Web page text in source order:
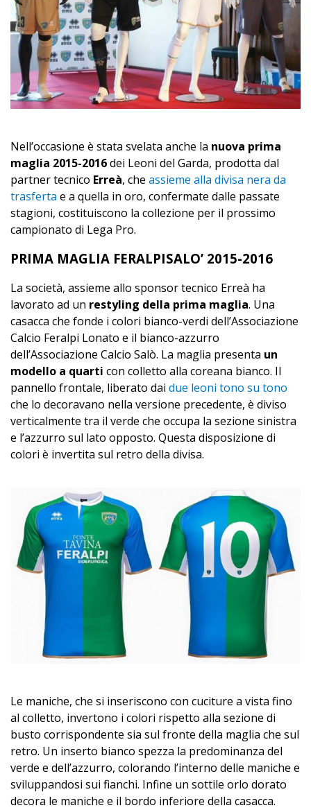
Nell’occasione è stata svelata anche la nuova prima
maglia 2015-2016dei Leoni del Garda, prodotta dal
partner tecnico Erreà, che assieme alla divisa nera da
trasferta e a quella in oro, confermate dalle passate
stagioni, costituiscono la collezione per il prossimo
campionato di Lega Pro.
PRIMA MAGLIA FERALPISALO’ 2015-2016
La società, assieme allo sponsor tecnico Erreà ha
lavorato ad un restyling della prima maglia. Una
casacca che fonde i colori bianco-verdi dell’Associazione
Calcio Feralpi Lonato e il bianco-azzurro
dell’Associazione Calcio Salò. La maglia presenta un
modello a quarti con colletto alla coreana bianco. Il
pannello frontale, liberato dai due leoni tono su tono
che lo decoravano nella versione precedente, è diviso
verticalmente tra il verde che occupa la sezione sinistra
e l’azzurro sul lato opposto. Questa disposizione di
colori è invertita sul retro della divisa.
Le maniche, che si inseriscono con cuciture a vista fino
al colletto, invertono i colori rispetto alla sezione di
busto corrispondente sia sul fronte della maglia che sul
retro. Un inserto bianco spezza la predominanza del
verde e dell’azzurro, colorando l’interno delle maniche e
sviluppandosi sui fianchi. Infine un sottile orlo dorato
decora le maniche e il bordo inferiore della casacca.